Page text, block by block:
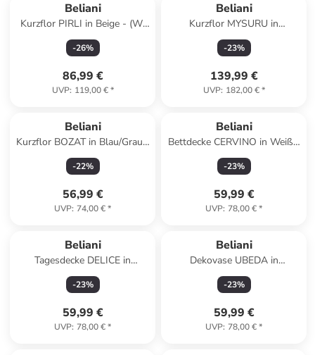
Beliani
Kurzflor PIRLI in Beige - (W)
140 x (H) 1.2 x (L) 200 cm
-26%
86,99 €
UVP: 119,00 €*
Beliani
Kurzflor MYSURU in
Grau/Beige - (W) 160 x (L)
160 cm
-23%
139,99 €
UVP: 182,00 €*
Beliani
Kurzflor BOZAT in Blau/Grau -
(W) 140 x (H) 1 x (L) 200 cm
-22%
56,99 €
UVP: 74,00 €*
Beliani
Bettdecke CERVINO in Weiß -
(W) 150 x (H) 1 x (L) 200 cm
-23%
59,99 €
UVP: 78,00 €*
Beliani
Tagesdecke DELICE in
Schwarz - (W) 150 x (H) 2 x
(L) 200 cm
-23%
59,99 €
UVP: 78,00 €*
Beliani
Dekovase UBEDA in
Kupfer/Grün - (W) 13 x (H) 41
x (L) 13 cm
-23%
59,99 €
UVP: 78,00 €*